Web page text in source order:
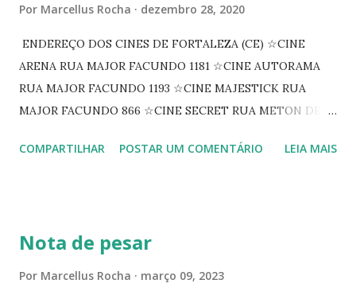
Por Marcellus Rocha dezembro 28, 2020
ENDEREÇO DOS CINES DE FORTALEZA (CE) ☆CINE
ARENA RUA MAJOR FACUNDO 1181 ☆CINE AUTORAMA
RUA MAJOR FACUNDO 1193 ☆CINE MAJESTICK RUA
MAJOR FACUNDO 866 ☆CINE SECRET RUA METON DE
PEIXOTO 1307 ☆CINE IRIS RUA FLORIANO PEIXOTO 1206
☆CINE VIP CLUBE RUA 24 DE MAIO 825 ☆CINE ECLIPSE
COMPARTILHAR POSTAR UM COMENTÁRIO LEIA MAIS
Nota de pesar
Por Marcellus Rocha março 09, 2023